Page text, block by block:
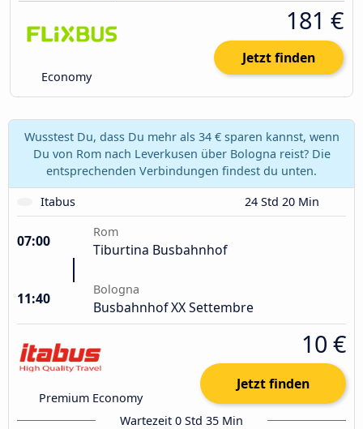
Economy
181 €
Jetzt finden
Wusstest Du, dass Du mehr als 34 € sparen kannst, wenn
Du von Rom nach Leverkusen über Bologna reist? Die
entsprechenden Verbindungen findest du unten.
Itabus
24 Std 20 Min
07:00
Rom
Tiburtina Busbahnhof
11:40
Bologna
Busbahnhof XX Settembre
Premium Economy
10 €
Jetzt finden
Wartezeit 0 Std 35 Min